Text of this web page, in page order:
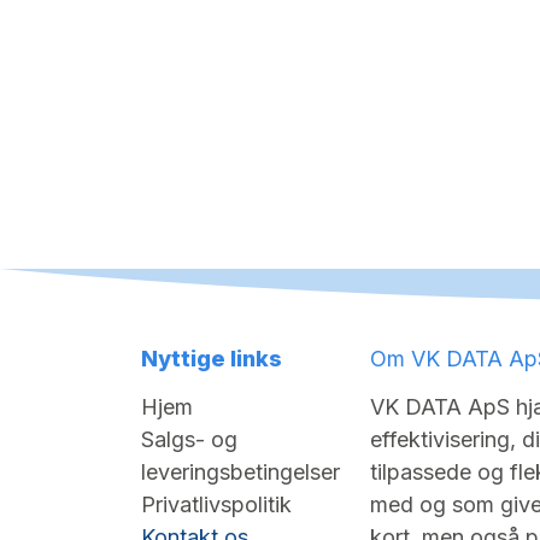
Nyttige links
Hjem
Salgs- og
leveringsbetingelser
Privatlivspolitik
Om VK DATA
VK DATA ApS
effektivisering,
tilpassede og
med og som